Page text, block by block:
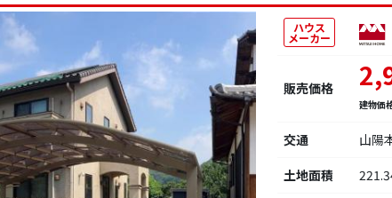
ハウス
メーカー
販売価格
建物価
交通
山陽
土地面積